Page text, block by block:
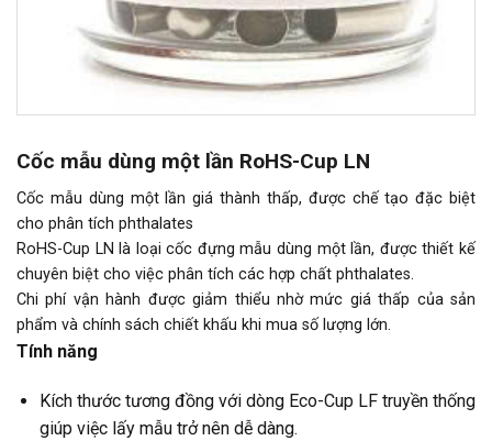
Cốc mẫu dùng một lần RoHS-Cup LN
Cốc mẫu dùng một lần giá thành thấp, được chế tạo đặc biệt
cho phân tích phthalates
RoHS-Cup LN là loại cốc đựng mẫu dùng một lần, được thiết kế
chuyên biệt cho việc phân tích các hợp chất phthalates.
Chi phí vận hành được giảm thiểu nhờ mức giá thấp của sản
phẩm và chính sách chiết khấu khi mua số lượng lớn.
Tính năng
Kích thước tương đồng với dòng Eco-Cup LF truyền thống
giúp việc lấy mẫu trở nên dễ dàng.